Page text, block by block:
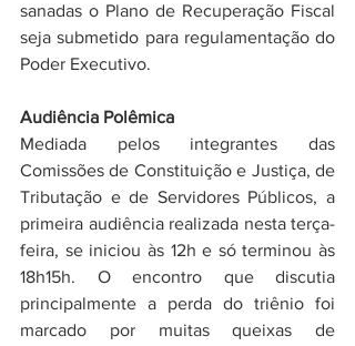
sanadas o Plano de Recuperação Fiscal
seja submetido para regulamentação do
Poder Executivo.
Audiência Polêmica
Mediada pelos integrantes das
Comissões de Constituição e Justiça, de
Tributação e de Servidores Públicos, a
primeira audiência realizada nesta terça-
feira, se iniciou às 12h e só terminou às
18h15h. O encontro que discutia
principalmente a perda do triênio foi
marcado por muitas queixas de